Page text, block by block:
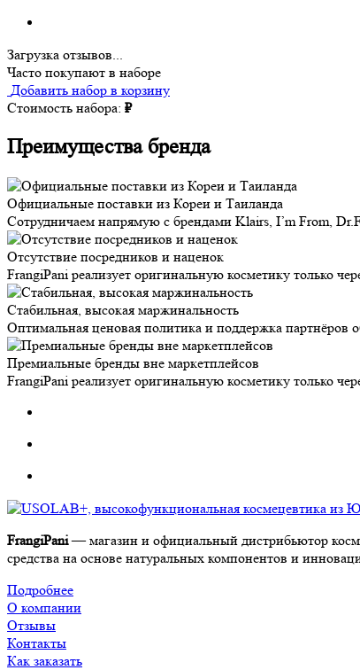
Загрузка отзывов...
Часто покупают в наборе
Добавить набор в корзину
Стоимость набора: ₽
Преимущества бренда
Официальные поставки из Кореи и Таиланда
Сотрудничаем напрямую с брендами Klairs, I’m From,
Отсутствие посредников и наценок
FrangiPani реализует оригинальную косметику только
Стабильная, высокая маржинальность
Оптимальная ценовая политика и поддержка партнёров
Премиальные бренды вне маркетплейсов
FrangiPani реализует оригинальную косметику только
FrangiPani— магазин и официальный дистрибьютор
средства на основе натуральных компонентов и
Подробнее
О компании
Отзывы
Контакты
Как заказать